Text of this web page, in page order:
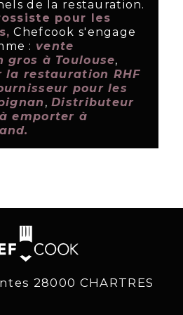
de la restauration.
pour les
Chefcook s'engage
: vente
à Toulouse,
la restauration RHF
pour les
,Distributeur
emporter à
28000 CHARTRES